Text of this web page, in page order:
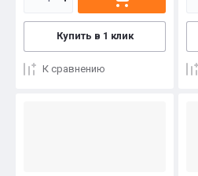
Купить в 1 клик
К сравнению